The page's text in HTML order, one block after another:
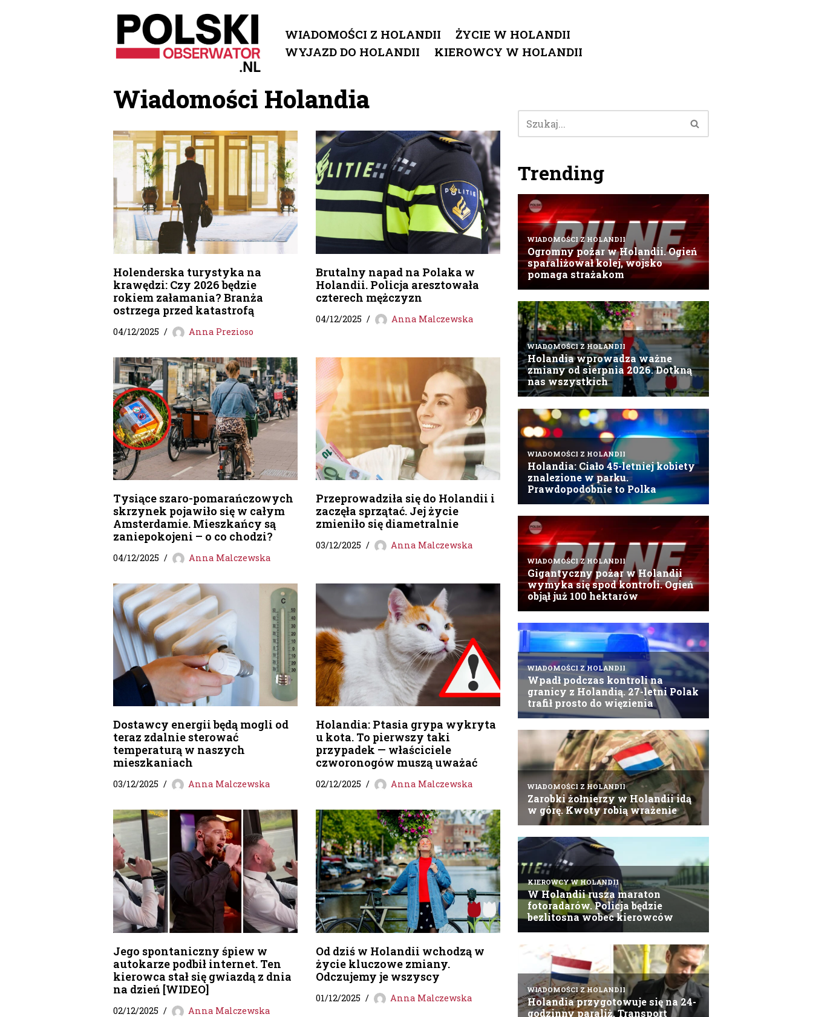
Przejdź
do
WIADOMOŚCI Z HOLANDII
ŻYCIE W HOLANDII
WYJAZD DO HOLANDII
KIEROWCY W HOLANDII
Wiadomości Holandia
Holenderska turystyka na
krawędzi: Czy 2026 będzie
rokiem załamania? Branża
ostrzega przed katastrofą
04/12/2025 Anna Prezioso
Brutalny napad na Polaka w
Holandii. Policja aresztowała
czterech mężczyzn
04/12/2025 Anna Malczewska
Tysiące szaro-pomarańczowych
skrzynek pojawiło się w całym
Amsterdamie. Mieszkańcy są
zaniepokojeni – o co chodzi?
04/12/2025 Anna Malczewska
Przeprowadziła się do Holandii i
zaczęła sprzątać. Jej życie
zmieniło się diametralnie
03/12/2025 Anna Malczewska
Dostawcy energii będą mogli od
teraz zdalnie sterować
temperaturą w naszych
mieszkaniach
03/12/2025 Anna Malczewska
Holandia: Ptasia grypa wykryta
u kota. To pierwszy taki
przypadek — właściciele
czworonogów muszą uważać
02/12/2025 Anna Malczewska
Jego spontaniczny śpiew w
autokarze podbił internet. Ten
kierowca stał się gwiazdą z dnia
na dzień [WIDEO]
02/12/2025 Anna Malczewska
Od dziś w Holandii wchodzą w
życie kluczowe zmiany.
Odczujemy je wszyscy
01/12/2025 Anna Malczewska
Trending